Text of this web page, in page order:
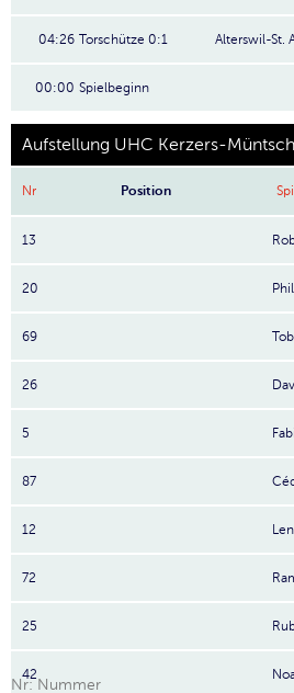
04:26 Torschütze 0:1 Alterswil-St.
00:00 Spielbeginn
Aufstellung UHC Kerzers-
Nr Position
13
20
69
26
5
87
12
72
25
42
Nr: Nummer